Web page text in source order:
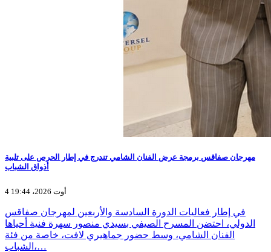
مهرجان صفاقس برمجة عرض الفنان الشامي تندرج في إطار الحرص على تلبية
أذواق الشباب
4 أوت 2026، 19:44
في إطار فعاليات الدورة السادسة والأربعين لمهرجان صفاقس
الدولي، احتضن المسرح الصيفي بسيدي منصور سهرة فنية أحياها
الفنان الشامي، وسط حضور جماهيري لافت، خاصة من فئة
الشباب،…